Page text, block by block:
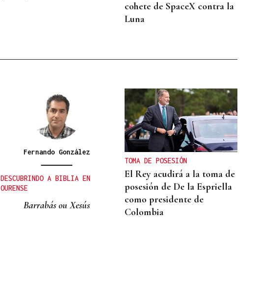
cohete de SpaceX contra la
Luna
Fernando González
DESCUBRINDO A BIBLIA EN
OURENSE
Barrabás ou Xesús
TOMA DE POSESIÓN
El Rey acudirá a la toma de
posesión de De la Espriella
como presidente de
Colombia